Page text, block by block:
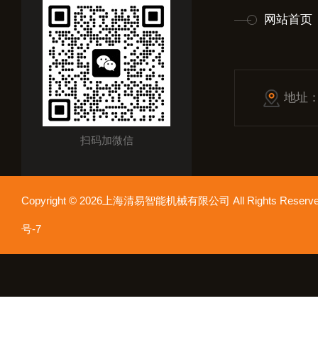
扫码加微信
网站首页
地址
Copyright © 2026上海清易智能机械有限公司 All Rights
号-7